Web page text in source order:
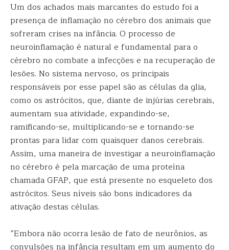
Um dos achados mais marcantes do estudo foi a
presença de inflamação no cérebro dos animais que
sofreram crises na infância. O processo de
neuroinflamação é natural e fundamental para o
cérebro no combate a infecções e na recuperação de
lesões. No sistema nervoso, os principais
responsáveis por esse papel são as células da glia,
como os astrócitos, que, diante de injúrias cerebrais,
aumentam sua atividade, expandindo-se,
ramificando-se, multiplicando-se e tornando-se
prontas para lidar com quaisquer danos cerebrais.
Assim, uma maneira de investigar a neuroinflamação
no cérebro é pela marcação de uma proteína
chamada GFAP, que está presente no esqueleto dos
astrócitos. Seus níveis são bons indicadores da
ativação destas células.
“Embora não ocorra lesão de fato de neurônios, as
convulsões na infância resultam em um aumento do